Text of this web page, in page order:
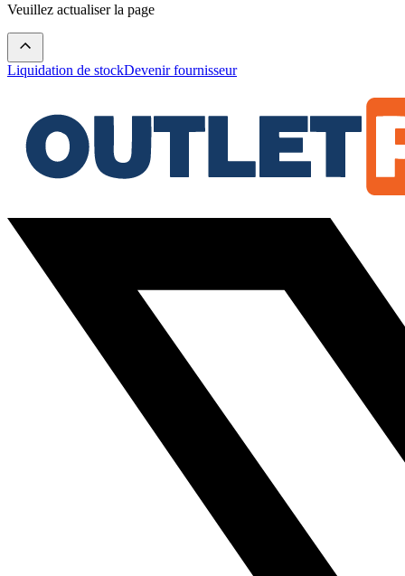
Veuillez actualiser la page
Liquidation de stockDevenir fournisseur